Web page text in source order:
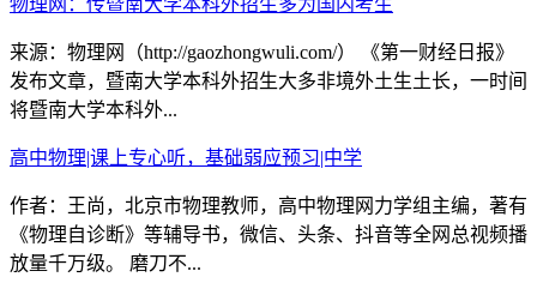
物理网：传暨南大学本科外招生多为国内考生
来源：物理网（http://gaozhongwuli.com/） 《第一财经日报》
发布文章，暨南大学本科外招生大多非境外土生土长，一时间
将暨南大学本科外...
高中物理|课上专心听，基础弱应预习|中学
作者：王尚，北京市物理教师，高中物理网力学组主编，著有
《物理自诊断》等辅导书，微信、头条、抖音等全网总视频播
放量千万级。 磨刀不...